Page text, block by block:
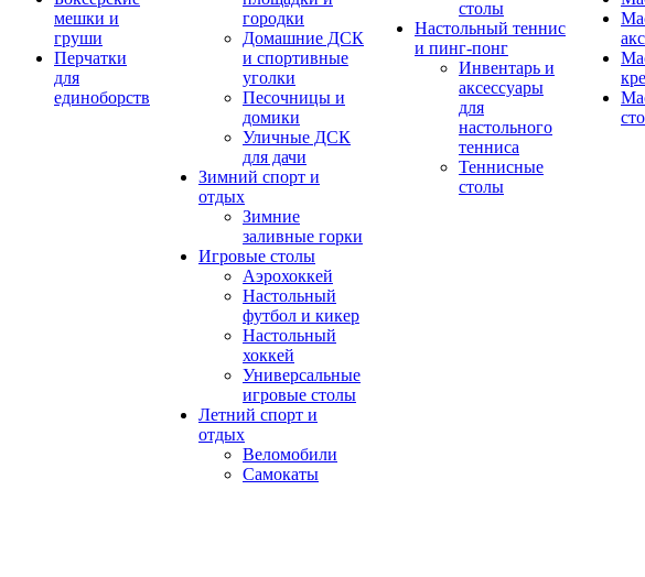
мешки и
груши
Перчатки
для
единоборств
городки
Домашние ДСК
и спортивные
уголки
Песочницы и
домики
Уличные ДСК
для дачи
Зимний спорт и
отдых
Зимние
заливные горки
Игровые столы
Аэрохоккей
Настольный
футбол и кикер
Настольный
хоккей
Универсальные
игровые столы
Летний спорт и
отдых
Веломобили
Самокаты
столы
Настольный теннис
и пинг-понг
Инвентарь и
аксессуары
для
настольного
тенниса
Теннисные
столы